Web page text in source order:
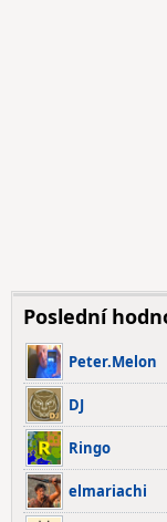
Poslední
Peter.Melon
DJ
Ringo
elmariachi